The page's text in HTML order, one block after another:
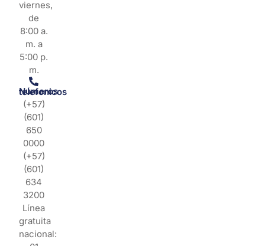
viernes,
de
8:00 a.
m. a
5:00 p.
m.
Números telefonicos
(+57)
(601)
650
0000
(+57)
(601)
634
3200
Línea
gratuita
nacional: